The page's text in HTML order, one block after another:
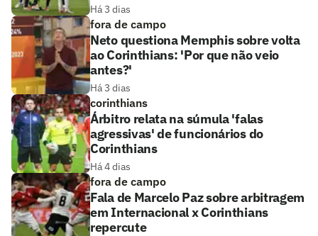
Há 3 dias
fora de campo
Neto questiona Memphis sobre volta
ao Corinthians: 'Por que não veio
antes?'
Há 3 dias
corinthians
Árbitro relata na súmula 'falas
agressivas' de funcionários do
Corinthians
Há 4 dias
fora de campo
Fala de Marcelo Paz sobre arbitragem
em Internacional x Corinthians
repercute